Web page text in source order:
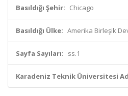
Basıldığı Şehir: Chicago
Basıldığı Ülke: Amerika Birleşik
Sayfa Sayıları: ss.1
Karadeniz Teknik Üniversitesi